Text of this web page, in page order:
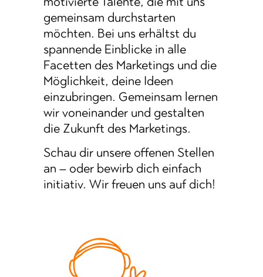
gemeinsam durchstarten
möchten. Bei uns erhältst du
spannende Einblicke in alle
Facetten des Marketings und die
Möglichkeit, deine Ideen
einzubringen. Gemeinsam lernen
wir voneinander und gestalten
die Zukunft des Marketings.
Schau dir unsere offenen Stellen
an – oder bewirb dich einfach
initiativ. Wir freuen uns auf dich!